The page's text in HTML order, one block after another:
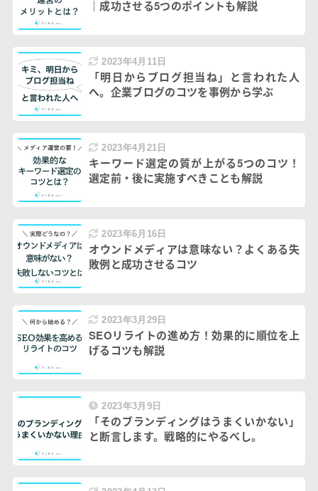
｜成功させる5つのポイントも解説
2023年4月11日
「明日からブログ担当ね」と言われた人
へ。企業ブログのコツを事例から学ぶ
2023年4月21日
キーワード選定の質が上がる5つのコツ！
選定前・後に実施すべきことも解説
2023年6月16日
オウンドメディアは意味ない？よくある失
敗例と成功させるコツ
2023年3月29日
SEOリライトの進め方！効果的に順位を上
げるコツも解説
2023年3月9日
「そのブランディングはうまくいかない」
と断言します。戦略的にやるべし。